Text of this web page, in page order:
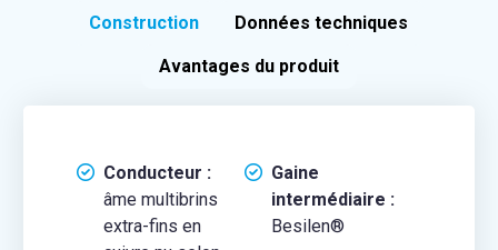
Construction Données techniques
Avantages du produit
Conducteur :
âme multibrins
extra-fins en
Gaine
intermédiaire :
Besilen®